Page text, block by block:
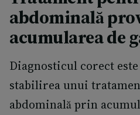
abdominală
acumularea de
Diagnosticul corect
stabilirea unui
abdominală prin